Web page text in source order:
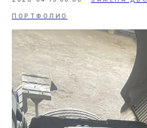
ПОРТФОЛИО